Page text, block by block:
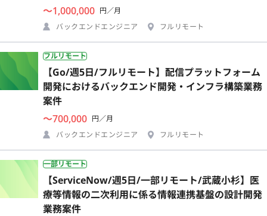
〜1,000,000 円／月
バックエンドエンジニア
フルリモート
フルリモート
【Go/週5日/フルリモート】配信プラットフォーム
開発におけるバックエンド開発・インフラ構築業務
案件
〜700,000 円／月
バックエンドエンジニア
フルリモート
一部リモート
【ServiceNow/週5日/一部リモート/武蔵小杉】医
療等情報の二次利用に係る情報連携基盤の設計開発
業務案件